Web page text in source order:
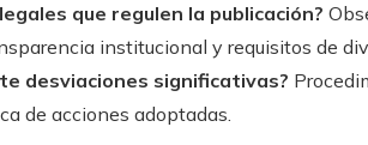
que regulen la publicación?
institucional y requisitos de
desviaciones significativas?
de acciones adoptadas.